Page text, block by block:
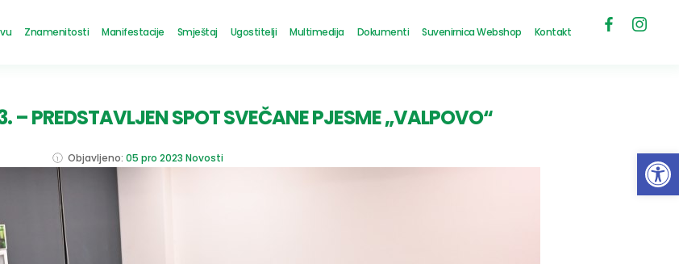
Znamenitosti Manifestacije Smještaj Ugostitelji Multimedija Dokumenti Suvenirnica Webshop Kontakt
– PREDSTAVLJEN SPOT SVEČANE PJESME „VALPOVO“
Objavljeno: 05 pro 2023 Novosti